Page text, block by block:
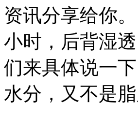
资讯分享给你
小时，后背湿
们来具体说一
水分，又不是